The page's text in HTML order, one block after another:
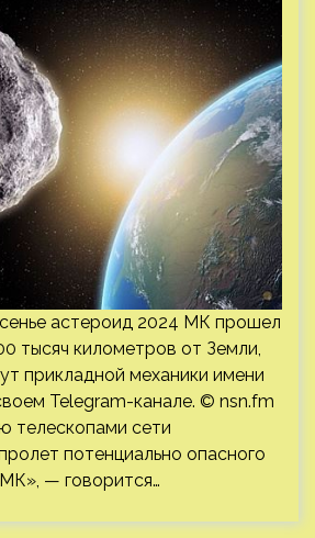
астероид 2024 МК прошел
тысяч километров от Земли,
прикладной механики имени
Telegram-канале. © nsn.fm
телескопами сети
потенциально опасного
— говорится…